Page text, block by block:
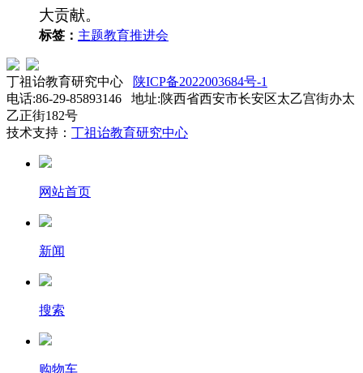
大贡献。
标签： 主题教育推进会
丁祖诒教育研究中心
陕ICP备2022003684号-1
电话:86-29-85893146 地址:陕西省西安市长安区太乙宫街办太
乙正街182号
技术支持： 丁祖诒教育研究中心
网站首页
新闻
搜索
购物车